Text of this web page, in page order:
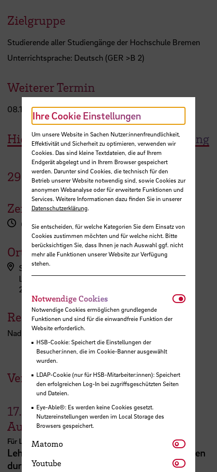
Zielgruppe
Studierende aller Studiengänge der Hochschule Bremen
Unterrichtsprache: Deutsch (GER >B 2)
Weiterer Termin
08.10.2025 von 09:00 - 13:30 Uhr
Hier geht es zur Workshopanmeldung
29. September2025
Zeit
09:00 - 15:00 Uhr
Ort
StudiumPlus (ZLL)
Langemarckstraße 113
28199 Bremen
Referent:in
Nadine Bergmann
Veranstaltungen der HSB
17.
August
Für Lehrende
Lehrveranstaltungsplanung mit KI. Zeit sparen
durch digitale Tools
Ihre Cookie Einstellungen
Um unsere Website in Sachen Nutzer:innenfreundlichkeit,
Effektivität und Sicherheit zu optimieren, verwenden wir
Cookies. Das sind kleine Textdateien, die auf Ihrem
Endgerät abgelegt und in Ihrem Browser gespeichert
werden. Darunter sind Cookies, die technisch für den
Betrieb unserer Website notwendig sind, sowie Cookies zur
anonymen Webanalyse oder für erweiterte Funktionen und
Services. Weitere Informationen dazu finden Sie in unserer
Datenschutzerklärung.
Sie entscheiden, für welche Kategorien Sie dem Einsatz von
Cookies zustimmen möchten und für welche nicht. Bitte
berücksichtigen Sie, dass Ihnen je nach Auswahl ggf. nicht
mehr alle Funktionen unserer Website zur Verfügung
stehen.
Notwendige Cookies
Notwendige Cookies ermöglichen grundlegende
Funktionen und sind für die einwandfreie Funktion der
Website erforderlich.
HSB-Cookie: Speichert die Einstellungen der
Besucher:innen, die im Cookie-Banner ausgewählt
wurden.
LDAP-Cookie (nur für HSB-Mitarbeiter:innen): Speichert
den erfolgreichen Log-In bei zugriffsgeschützten Seiten
und Dateien.
Eye-Able®: Es werden keine Cookies gesetzt.
Nutzereinstellungen werden im Local Storage des
Browsers gespeichert.
Matomo Matomo
Youtube Youtube